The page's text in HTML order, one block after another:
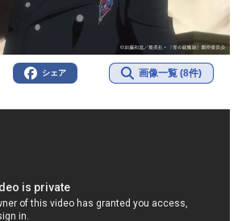
シェア 画像一覧 (8件)